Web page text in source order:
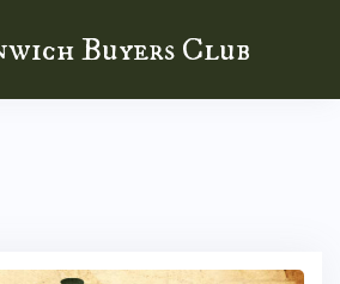
Buyers Club